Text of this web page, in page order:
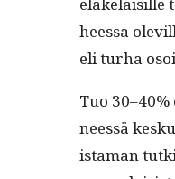
heessa
eli turha
Tuo
neessä
ista­man